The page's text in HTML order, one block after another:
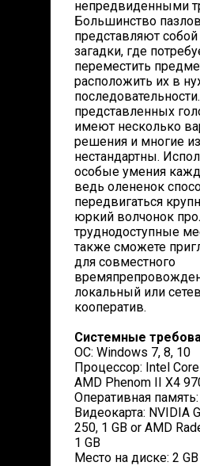
непредвиденными
Большинство пазлов
представляют
загадки, где
переместить
расположить их в
представленных
имеют несколько
решения и многие
нестандартны.
особые умения
ведь олененок
передвигаться
юркий волчонок
труднодоступные
также сможете
для совместного
локальный или
кооператив.
Системные
ОС: Windows 7, 8, 10
Процессор: Intel
AMD Phenom II X4
Оперативная
Видеокарта: NVIDIA
250, 1 GB or AMD
1 GB
Место на диске: 2 GB